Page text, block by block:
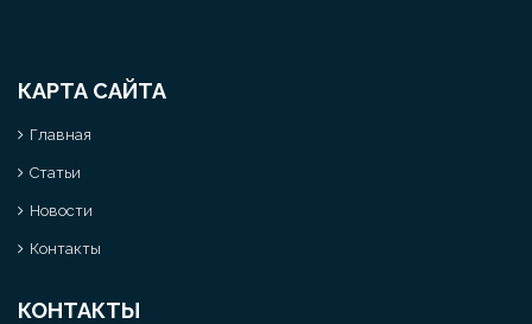
КАРТА САЙТА
Главная
Статьи
Новости
Контакты
КОНТАКТЫ